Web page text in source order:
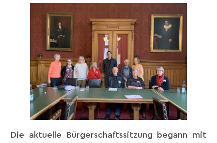
Die aktuelle Bürgerschaftssitzung begann mit